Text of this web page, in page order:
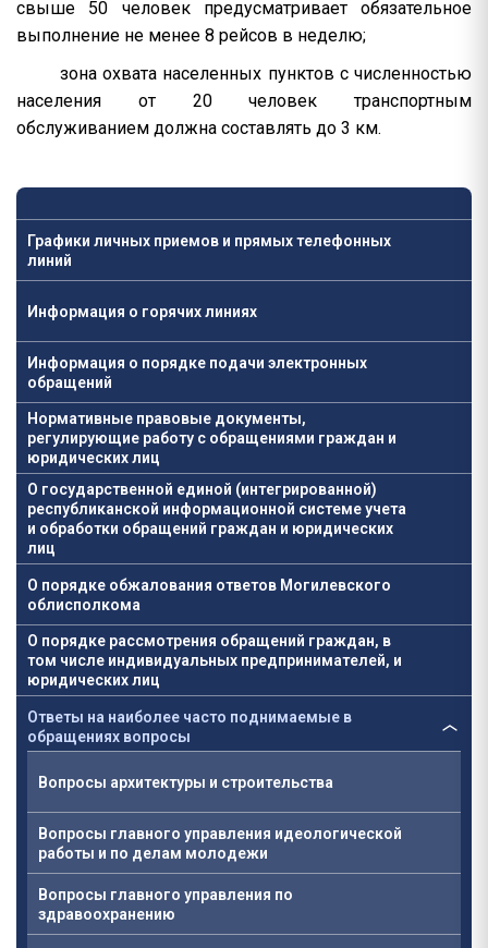
Графики личных приемов и прямых телефонных
линий
Информация о горячих линиях
Информация о порядке подачи электронных
обращений
Нормативные правовые документы,
регулирующие работу с обращениями граждан и
юридических лиц
О государственной единой (интегрированной)
республиканской информационной системе учета
и обработки обращений граждан и юридических
лиц
О порядке обжалования ответов Могилевского
облисполкома
О порядке рассмотрения обращений граждан, в
том числе индивидуальных предпринимателей, и
юридических лиц
Ответы на наиболее часто поднимаемые в
обращениях вопросы
Вопросы архитектуры и строительства
Вопросы главного управления идеологической
работы и по делам молодежи
Вопросы главного управления по
здравоохранению
свыше 50 человек предусматривает обязательное
выполнение не менее 8 рейсов в неделю;
зона охвата населенных пунктов с численностью
населения от 20 человек транспортным
обслуживанием должна составлять до 3 км.